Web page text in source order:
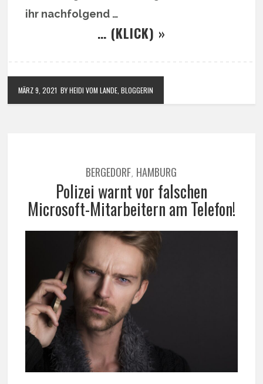
ihr nachfolgend …
… (KLICK) »
MÄRZ 9, 2021 BY HEIDI VOM LANDE, BLOGGERIN
BERGEDORF, HAMBURG
Polizei warnt vor falschen
Microsoft-Mitarbeitern am Telefon!